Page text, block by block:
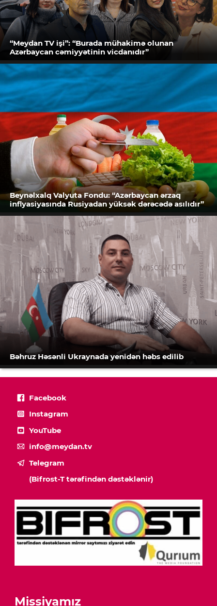
“Meydan TV işi”: “Burada mühakimə olunan
Azərbaycan cəmiyyətinin vicdanıdır”
Beynəlxalq Valyuta Fondu: “Azərbaycan ərzaq
inflyasiyasında Rusiyadan yüksək dərəcədə asılıdır”
Bəhruz Həsənli Ukraynada yenidən həbs edilib
Facebook
Instagram
YouTube
info@meydan.tv
Telegram
(Bifrost-T tərəfindən dəstəklənir)
Missiyamız